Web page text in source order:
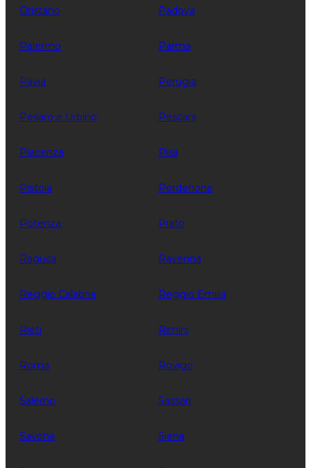
Oristano Padova
Palermo Parma
Pavia Perugia
Pesaro e Urbino Pescara
Piacenza Pisa
Pistoia Pordenone
Potenza Prato
Ragusa Ravenna
Reggio Calabria Reggio Emilia
Rieti Rimini
Roma Rovigo
Salerno Sassari
Savona Siena